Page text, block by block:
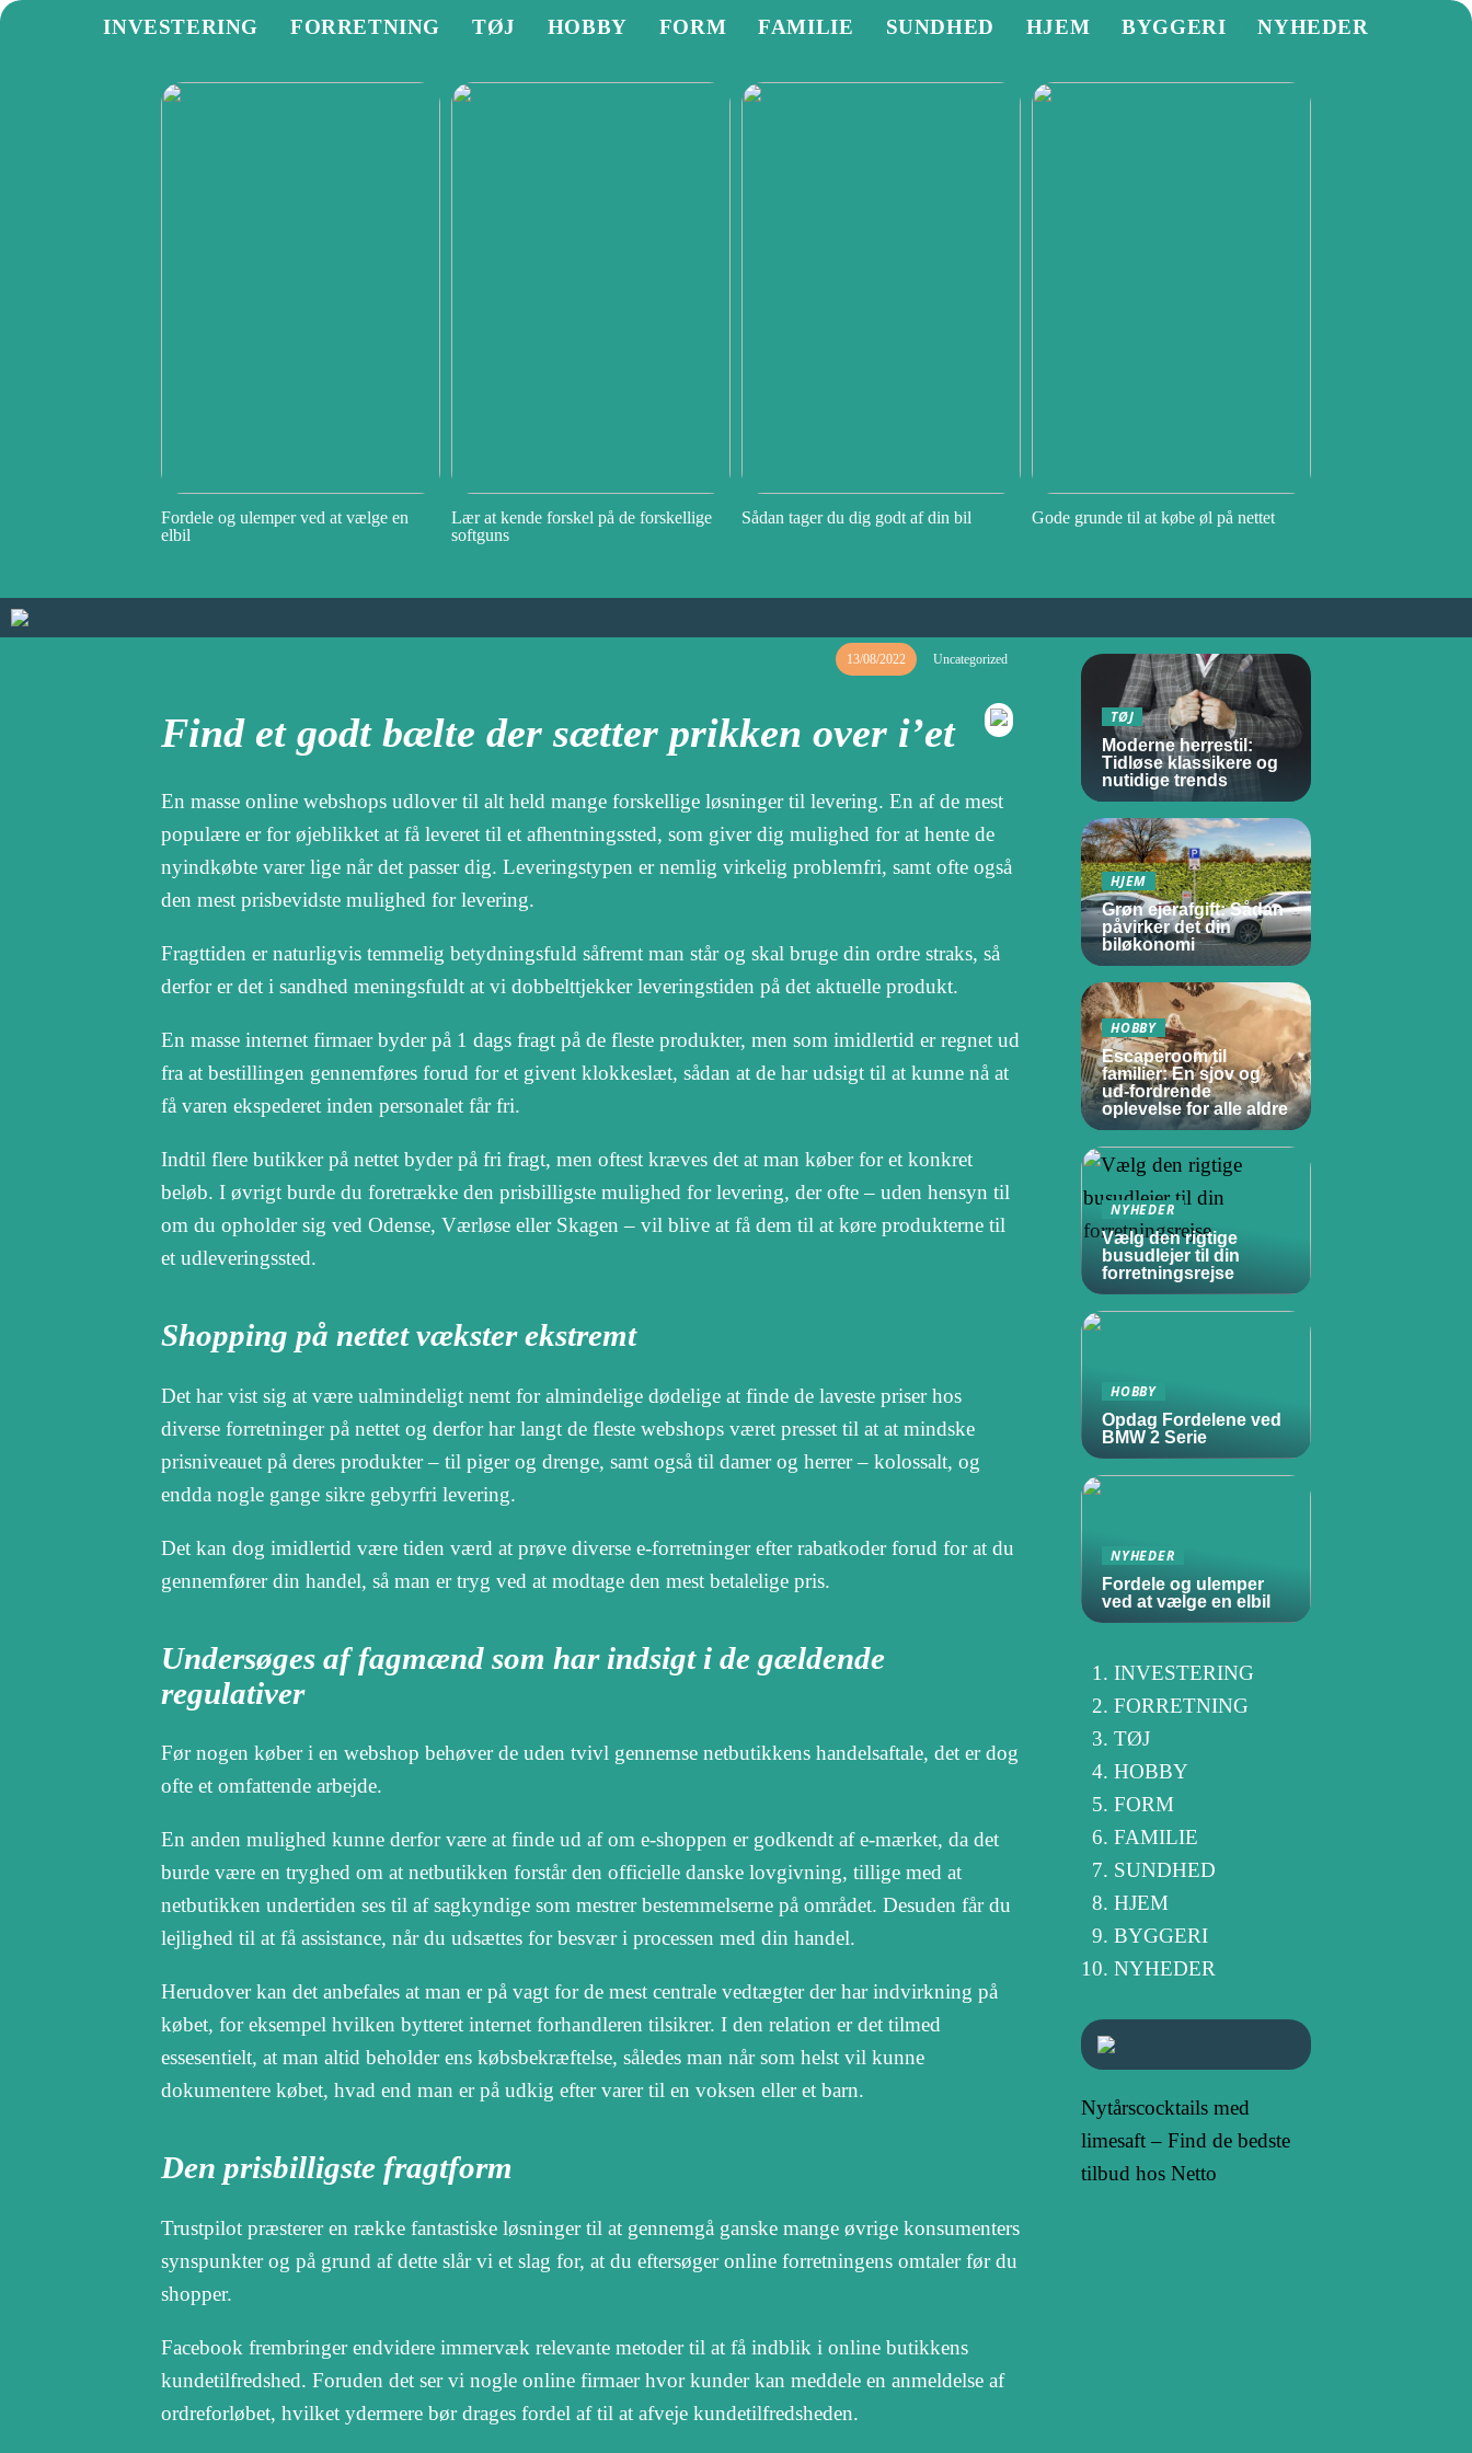
INVESTERING FORRETNING TØJ HOBBY FORM FAMILIE SUNDHED HJEM BYGGERI NYHEDER
Fordele og ulemper ved at vælge en
elbil
Lær at kende forskel på de forskellige
softguns
Sådan tager du dig godt af din bil Gode grunde til at købe øl på nettet
13/08/2022 Uncategorized
Find et godt bælte der sætter prikken over i’et
En masse online webshops udlover til alt held mange forskellige løsninger til levering. En af de mest
populære er for øjeblikket at få leveret til et afhentningssted, som giver dig mulighed for at hente de
nyindkøbte varer lige når det passer dig. Leveringstypen er nemlig virkelig problemfri, samt ofte også
den mest prisbevidste mulighed for levering.
Fragttiden er naturligvis temmelig betydningsfuld såfremt man står og skal bruge din ordre straks, så
derfor er det i sandhed meningsfuldt at vi dobbelttjekker leveringstiden på det aktuelle produkt.
En masse internet firmaer byder på 1 dags fragt på de fleste produkter, men som imidlertid er regnet ud
fra at bestillingen gennemføres forud for et givent klokkeslæt, sådan at de har udsigt til at kunne nå at
få varen ekspederet inden personalet får fri.
Indtil flere butikker på nettet byder på fri fragt, men oftest kræves det at man køber for et konkret
beløb. I øvrigt burde du foretrække den prisbilligste mulighed for levering, der ofte – uden hensyn til
om du opholder sig ved Odense, Værløse eller Skagen – vil blive at få dem til at køre produkterne til
et udleveringssted.
Shopping på nettet vækster ekstremt
Det har vist sig at være ualmindeligt nemt for almindelige dødelige at finde de laveste priser hos
diverse forretninger på nettet og derfor har langt de fleste webshops været presset til at at mindske
prisniveauet på deres produkter – til piger og drenge, samt også til damer og herrer – kolossalt, og
endda nogle gange sikre gebyrfri levering.
Det kan dog imidlertid være tiden værd at prøve diverse e-forretninger efter rabatkoder forud for at du
gennemfører din handel, så man er tryg ved at modtage den mest betalelige pris.
Undersøges af fagmænd som har indsigt i de gældende
regulativer
Før nogen køber i en webshop behøver de uden tvivl gennemse netbutikkens handelsaftale, det er dog
ofte et omfattende arbejde.
En anden mulighed kunne derfor være at finde ud af om e-shoppen er godkendt af e-mærket, da det
burde være en tryghed om at netbutikken forstår den officielle danske lovgivning, tillige med at
netbutikken undertiden ses til af sagkyndige som mestrer bestemmelserne på området. Desuden får du
lejlighed til at få assistance, når du udsættes for besvær i processen med din handel.
Herudover kan det anbefales at man er på vagt for de mest centrale vedtægter der har indvirkning på
købet, for eksempel hvilken bytteret internet forhandleren tilsikrer. I den relation er det tilmed
essesentielt, at man altid beholder ens købsbekræftelse, således man når som helst vil kunne
dokumentere købet, hvad end man er på udkig efter varer til en voksen eller et barn.
Den prisbilligste fragtform
Trustpilot præsterer en række fantastiske løsninger til at gennemgå ganske mange øvrige konsumenters
synspunkter og på grund af dette slår vi et slag for, at du eftersøger online forretningens omtaler før du
shopper.
Facebook frembringer endvidere immervæk relevante metoder til at få indblik i online butikkens
kundetilfredshed. Foruden det ser vi nogle online firmaer hvor kunder kan meddele en anmeldelse af
ordreforløbet, hvilket ydermere bør drages fordel af til at afveje kundetilfredsheden.
TØJ
Moderne herrestil:
Tidløse klassikere og
nutidige trends
HJEM
Grøn ejerafgift: Sådan
påvirker det din
biløkonomi
HOBBY
Escaperoom til
familier: En sjov og
ud-fordrende
oplevelse for alle aldre
NYHEDER
Vælg den rigtige
busudlejer til din
forretningsrejse
HOBBY
Opdag Fordelene ved
BMW 2 Serie
NYHEDER
Fordele og ulemper
ved at vælge en elbil
INVESTERING
FORRETNING
TØJ
HOBBY
FORM
FAMILIE
SUNDHED
HJEM
BYGGERI
NYHEDER
Nytårscocktails med
limesaft – Find de bedste
tilbud hos Netto